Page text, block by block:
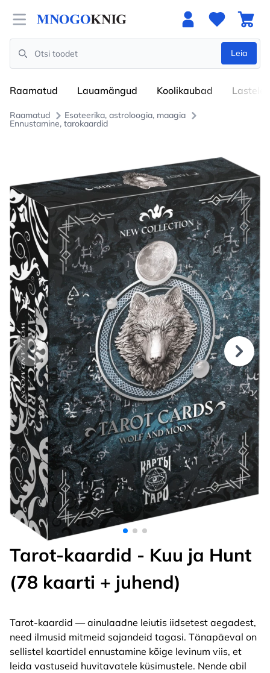
Open menu
Search
Leia
Raamatud Lauamängud Koolikaubad Lastele
Raamatud Esoteerika, astroloogia, maagia
Ennustamine, tarokaardid
Tarot-kaardid - Kuu ja Hunt
(78 kaarti + juhend)
Tarot-kaardid — ainulaadne leiutis iidsetest aegadest,
need ilmusid mitmeid sajandeid tagasi. Tänapäeval on
sellistel kaartidel ennustamine kõige levinum viis, et
leida vastuseid huvitavatele küsimustele. Nende abil